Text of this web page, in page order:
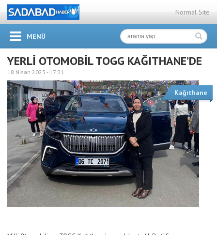
Normal Site
MENÜ
YERLİ OTOMOBİL TOGG KAĞITHANE’DE
18 Nisan 2023 - 17:21
Kağıthane